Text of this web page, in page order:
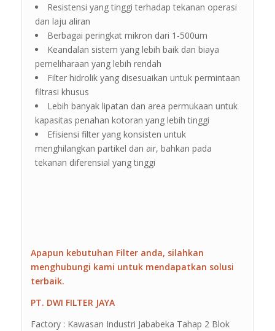
Resistensi yang tinggi terhadap tekanan operasi
dan laju aliran
Berbagai peringkat mikron dari 1-500um
Keandalan sistem yang lebih baik dan biaya
pemeliharaan yang lebih rendah
Filter hidrolik yang disesuaikan untuk permintaan
filtrasi khusus
Lebih banyak lipatan dan area permukaan untuk
kapasitas penahan kotoran yang lebih tinggi
Efisiensi filter yang konsisten untuk
menghilangkan partikel dan air, bahkan pada
tekanan diferensial yang tinggi
Apapun kebutuhan Filter anda, silahkan
menghubungi kami untuk mendapatkan solusi
terbaik.
PT. DWI FILTER JAYA
Factory : Kawasan Industri Jababeka Tahap 2 Blok